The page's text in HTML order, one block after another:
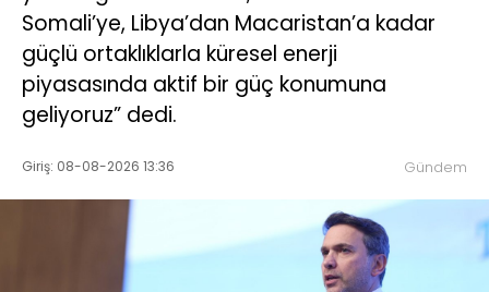
Somali’ye, Libya’dan Macaristan’a kadar
güçlü ortaklıklarla küresel enerji
piyasasında aktif bir güç konumuna
geliyoruz” dedi.
Giriş: 08-08-2026 13:36 Gündem